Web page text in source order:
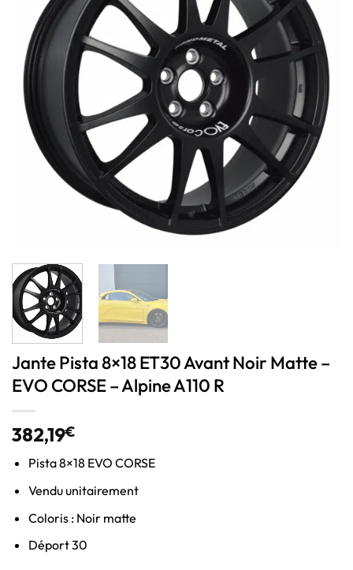
Jante Pista 8×18 ET30 Avant Noir Matte –
EVO CORSE – Alpine A110 R
382,19€
Pista 8×18 EVO CORSE
Vendu unitairement
Coloris : Noir matte
Déport 30